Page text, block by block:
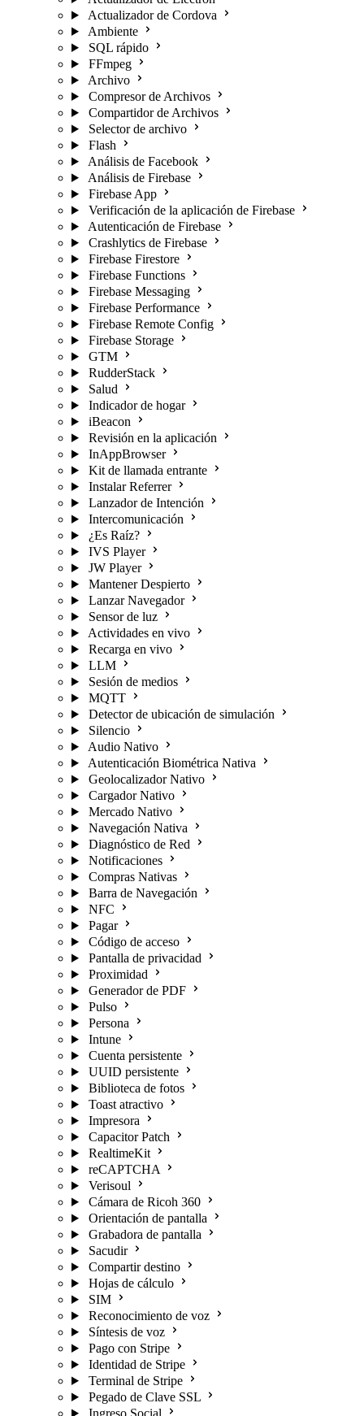
Actualizador de Cordova
Ambiente
SQL rápido
FFmpeg
Archivo
Compresor de Archivos
Compartidor de Archivos
Selector de archivo
Flash
Análisis de Facebook
Análisis de Firebase
Firebase App
Verificación de la aplicación de Firebase
Autenticación de Firebase
Crashlytics de Firebase
Firebase Firestore
Firebase Functions
Firebase Messaging
Firebase Performance
Firebase Remote Config
Firebase Storage
GTM
RudderStack
Salud
Indicador de hogar
iBeacon
Revisión en la aplicación
InAppBrowser
Kit de llamada entrante
Instalar Referrer
Lanzador de Intención
Intercomunicación
¿Es Raíz?
IVS Player
JW Player
Mantener Despierto
Lanzar Navegador
Sensor de luz
Actividades en vivo
Recarga en vivo
LLM
Sesión de medios
MQTT
Detector de ubicación de simulación
Silencio
Audio Nativo
Autenticación Biométrica Nativa
Geolocalizador Nativo
Cargador Nativo
Mercado Nativo
Navegación Nativa
Diagnóstico de Red
Notificaciones
Compras Nativas
Barra de Navegación
NFC
Pagar
Código de acceso
Pantalla de privacidad
Proximidad
Generador de PDF
Pulso
Persona
Intune
Cuenta persistente
UUID persistente
Biblioteca de fotos
Toast atractivo
Impresora
Capacitor Patch
RealtimeKit
reCAPTCHA
Verisoul
Cámara de Ricoh 360
Orientación de pantalla
Grabadora de pantalla
Sacudir
Compartir destino
Hojas de cálculo
SIM
Reconocimiento de voz
Síntesis de voz
Pago con Stripe
Identidad de Stripe
Terminal de Stripe
Pegado de Clave SSL
Ingreso Social